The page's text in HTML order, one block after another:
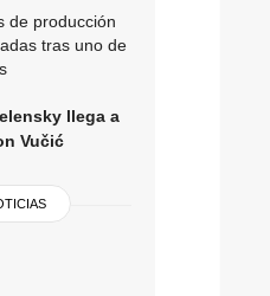
de producción
tras uno de
llega a
Vučić